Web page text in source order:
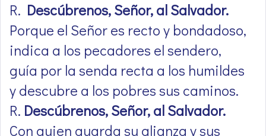
R. Descúbrenos, Señor, al Salvador.
Porque el Señor es recto y bondadoso,
indica a los pecadores el sendero,
guía por la senda recta a los humildes
y descubre a los pobres sus caminos.
R. Descúbrenos, Señor, al Salvador.
Con quien guarda su alianza y sus